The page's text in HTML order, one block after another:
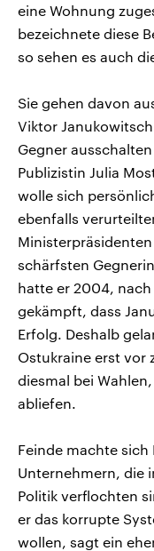
eine Wohnung
bezeichnete diese
so sehen es auch
Sie gehen davon
Viktor
Gegner
Publizistin Julia
wolle sich
ebenfalls
schärfsten
hatte er 2004,
gekämpft, dass
Erfolg. Deshalb
Ostukraine erst vor
diesmal bei
abliefen.
Feinde machte
Unternehmern, die
Politik verflochten
er das korrupte
wollen, sagt ein